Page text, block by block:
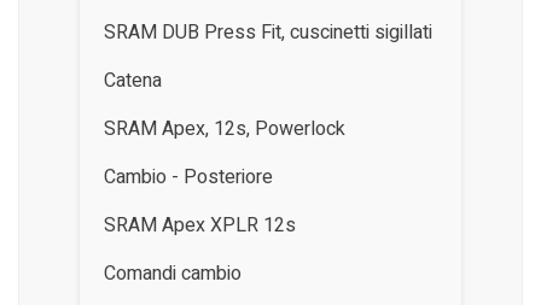
SRAM DUB Press Fit, cuscinetti sigillati
Catena
SRAM Apex, 12s, Powerlock
Cambio - Posteriore
SRAM Apex XPLR 12s
Comandi cambio